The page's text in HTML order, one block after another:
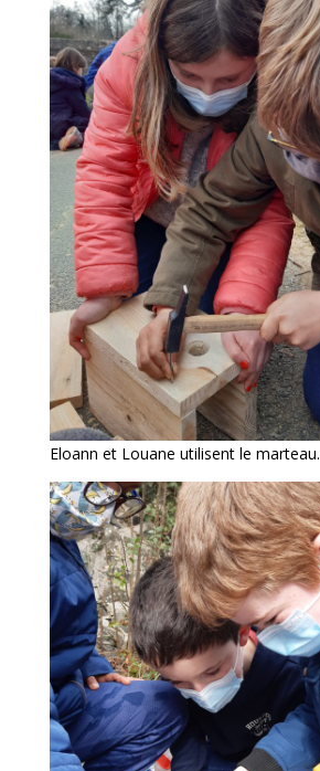
Eloann et Louane utilisent le marteau.